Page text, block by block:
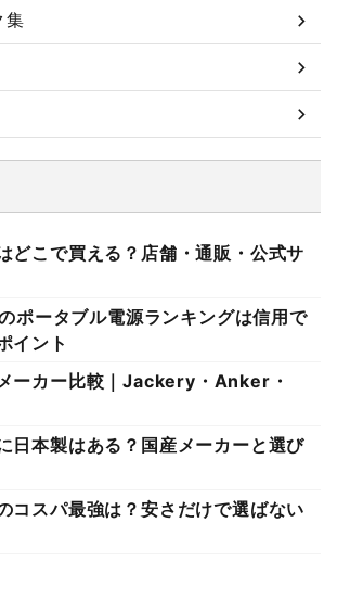
集
どこで買える？店舗・通販・公式サ
ポータブル電源ランキングは信用で
イント
ーカー比較｜Jackery・Anker・
日本製はある？国産メーカーと選び
コスパ最強は？安さだけで選ばない